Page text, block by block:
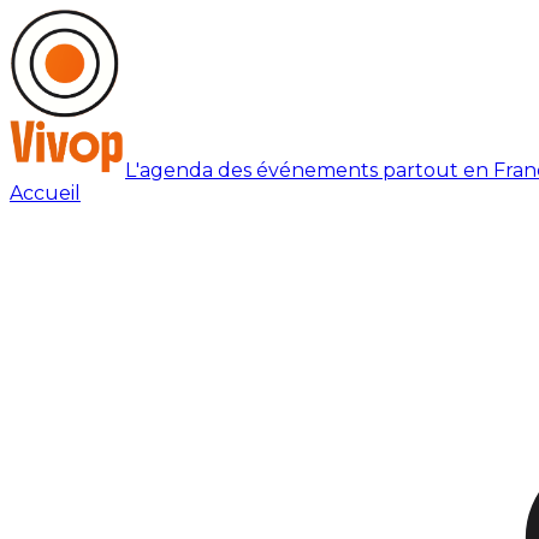
L'agenda des événements partout en
Accueil